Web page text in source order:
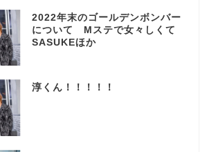
2022年末のゴールデンボンバー
について Mステで女々しくて
SASUKEほか
淳くん！！！！！